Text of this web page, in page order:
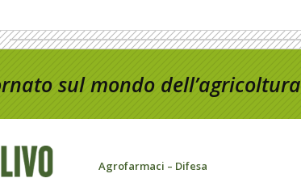
sul mondo dell’agricoltura
Agrofarmaci – Difesa